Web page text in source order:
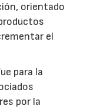
orientado
el
para la
por la